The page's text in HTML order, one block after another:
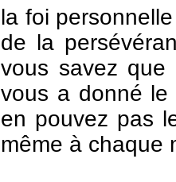
la foi
de la
vous savez
vous a donné
en pouvez pas
même à chaque